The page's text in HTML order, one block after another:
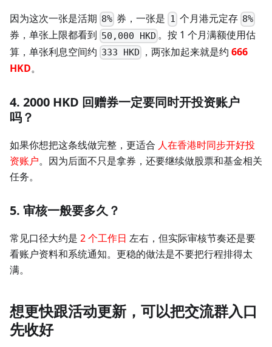
因为这次一张是活期 8% 券，一张是 1 个月港元定存 8%
券，单张上限都看到 50,000 HKD 。按 1 个月满额使用估
算，单张利息空间约 333 HKD ，两张加起来就是约666
HKD。
4. 2000 HKD 回赠券一定要同时开投资账户
吗？
如果你想把这条线做完整，更适合 人在香港时同步开好投
资账户。因为后面不只是拿券，还要继续做股票和基金相关
任务。
5. 审核一般要多久？
常见口径大约是 2 个工作日 左右，但实际审核节奏还是要
看账户资料和系统通知。更稳的做法是不要把行程排得太
满。
想更快跟活动更新，可以把交流群入口
先收好